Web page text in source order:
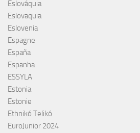
Eslováquia
Eslovaquia
Eslovenia
Espagne
España
Espanha
ESSYLA
Estonia
Estonie
Ethnikó Telikó
EuroJunior 2024